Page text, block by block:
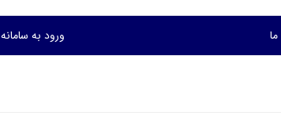
ورود به سامانه